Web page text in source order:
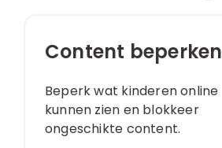
Content beperken
Beperk wat kinderen online
kunnen zien en blokkeer
ongeschikte content. ​